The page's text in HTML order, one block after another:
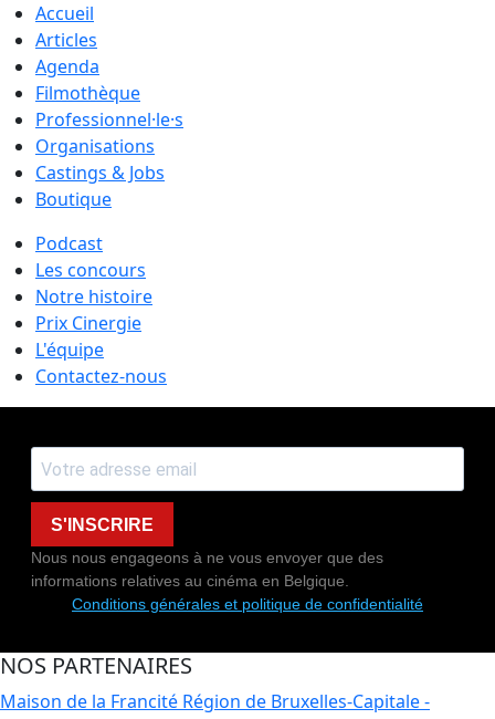
Accueil
Articles
Agenda
Filmothèque
Professionnel·le·s
Organisations
Castings & Jobs
Boutique
Podcast
Les concours
Notre histoire
Prix Cinergie
L'équipe
Contactez-nous
S'INSCRIRE
Nous nous engageons à ne vous envoyer que des
informations relatives au cinéma en Belgique.
Conditions générales et politique de confidentialité
NOS PARTENAIRES
Maison de la Francité Région de Bruxelles-Capitale -